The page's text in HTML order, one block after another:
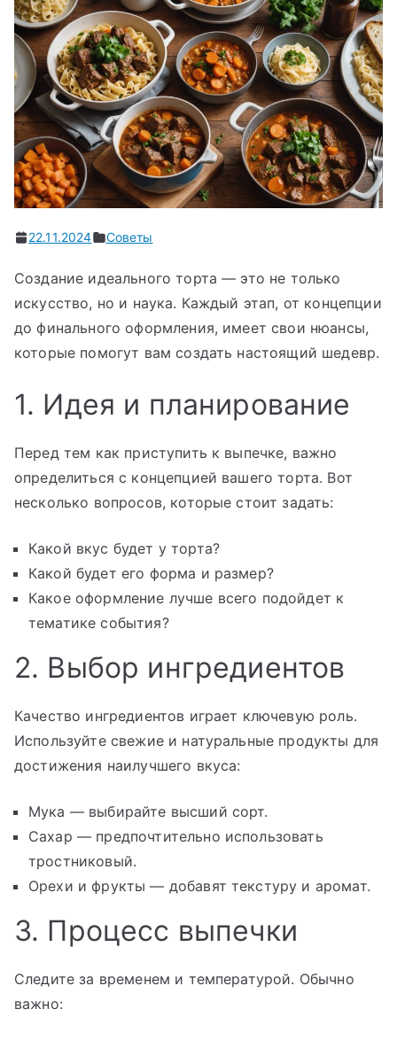
22.11.2024 Советы
Создание идеального торта — это не только
искусство, но и наука. Каждый этап, от концепции
до финального оформления, имеет свои нюансы,
которые помогут вам создать настоящий шедевр.
1. Идея и планирование
Перед тем как приступить к выпечке, важно
определиться с концепцией вашего торта. Вот
несколько вопросов, которые стоит задать:
Какой вкус будет у торта?
Какой будет его форма и размер?
Какое оформление лучше всего подойдет к
тематике события?
2. Выбор ингредиентов
Качество ингредиентов играет ключевую роль.
Используйте свежие и натуральные продукты для
достижения наилучшего вкуса:
Мука — выбирайте высший сорт.
Сахар — предпочтительно использовать
тростниковый.
Орехи и фрукты — добавят текстуру и аромат.
3. Процесс выпечки
Следите за временем и температурой. Обычно
важно: